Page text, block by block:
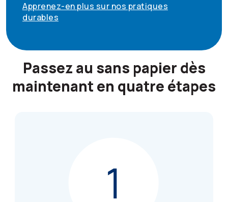
Apprenez-en plus sur nos pratiques
durables
Passez au sans papier dès
maintenant en quatre étapes